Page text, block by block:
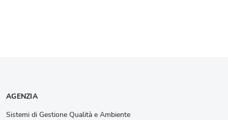
AGENZIA
Sistemi di Gestione Qualità e Ambiente